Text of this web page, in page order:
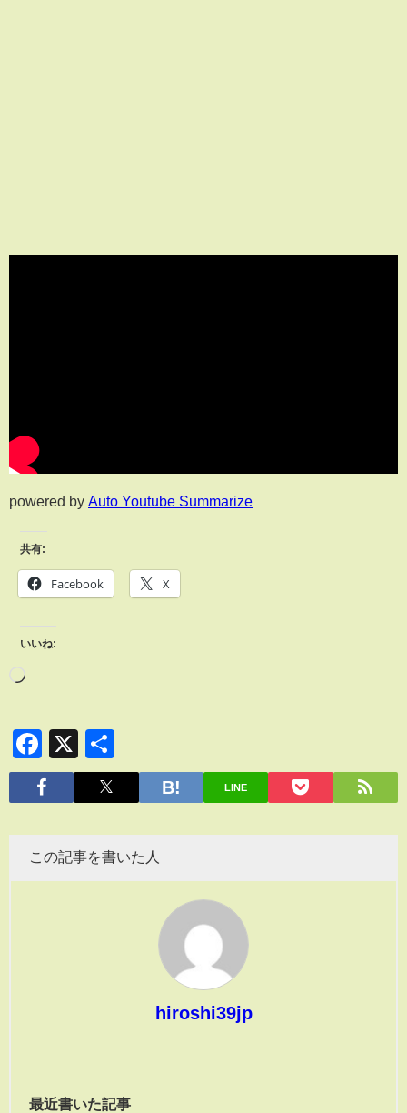
powered by Auto Youtube Summarize
共有:
Facebook X
いいね:
Facebook
X
有
LINE
この記事を書いた人
hiroshi39jp
最近書いた記事